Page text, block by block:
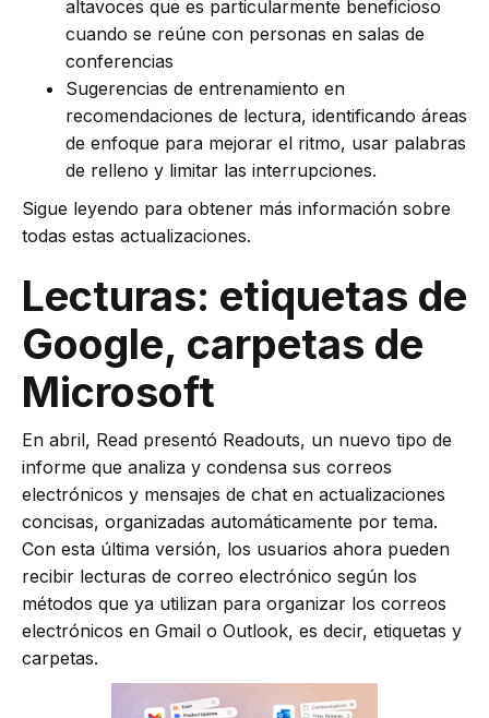
altavoces que es particularmente beneficioso
cuando se reúne con personas en salas de
conferencias
Sugerencias de entrenamiento en
recomendaciones de lectura, identificando áreas
de enfoque para mejorar el ritmo, usar palabras
de relleno y limitar las interrupciones.
Sigue leyendo para obtener más información sobre
todas estas actualizaciones.
Lecturas: etiquetas de
Google, carpetas de
Microsoft
En abril, Read presentó Readouts, un nuevo tipo de
informe que analiza y condensa sus correos
electrónicos y mensajes de chat en actualizaciones
concisas, organizadas automáticamente por tema.
Con esta última versión, los usuarios ahora pueden
recibir lecturas de correo electrónico según los
métodos que ya utilizan para organizar los correos
electrónicos en Gmail o Outlook, es decir, etiquetas y
carpetas.